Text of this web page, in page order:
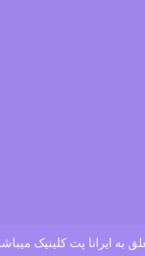
به ایرانا پت کلینیک